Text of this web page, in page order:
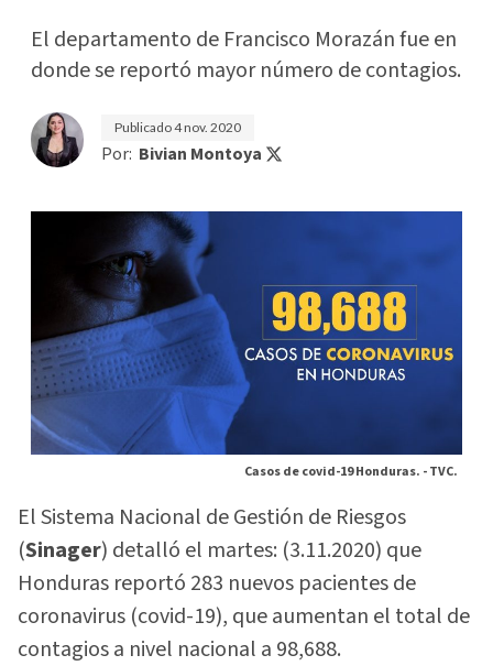
El departamento de Francisco Morazán fue en
donde se reportó mayor número de contagios.
Publicado4 nov. 2020
Por: Bivian Montoya
Casos de covid-19 Honduras. -TVC.
El Sistema Nacional de Gestión de Riesgos
(Sinager) detalló el martes: (3.11.2020) que
Honduras reportó 283 nuevos pacientes de
coronavirus (covid-19), que aumentan el total de
contagios a nivel nacional a 98,688.